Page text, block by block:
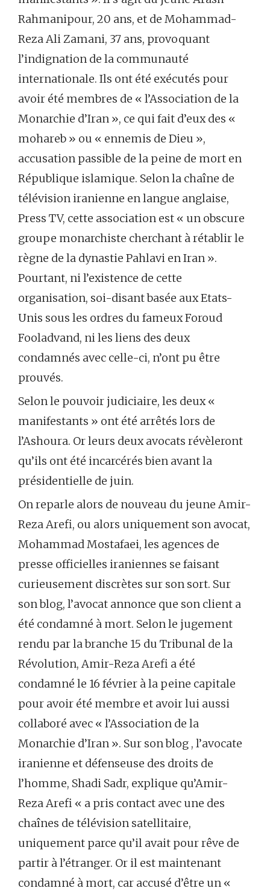
Rahmanipour, 20 ans, et de Mohammad-
Reza Ali Zamani, 37 ans, provoquant
l’indignation de la communauté
internationale. Ils ont été exécutés pour
avoir été membres de « l’Association de la
Monarchie d’Iran », ce qui fait d’eux des «
mohareb » ou « ennemis de Dieu »,
accusation passible de la peine de mort en
République islamique. Selon la chaîne de
télévision iranienne en langue anglaise,
Press TV, cette association est « un obscure
groupe monarchiste cherchant à rétablir le
règne de la dynastie Pahlavi en Iran ».
Pourtant, ni l’existence de cette
organisation, soi-disant basée aux Etats-
Unis sous les ordres du fameux Foroud
Fooladvand, ni les liens des deux
condamnés avec celle-ci, n’ont pu être
prouvés.
Selon le pouvoir judiciaire, les deux «
manifestants » ont été arrêtés lors de
l’Ashoura. Or leurs deux avocats révèleront
qu’ils ont été incarcérés bien avant la
présidentielle de juin.
On reparle alors de nouveau du jeune Amir-
Reza Arefi, ou alors uniquement son avocat,
Mohammad Mostafaei, les agences de
presse officielles iraniennes se faisant
curieusement discrètes sur son sort. Sur
son blog, l’avocat annonce que son client a
été condamné à mort. Selon le jugement
rendu par la branche 15 du Tribunal de la
Révolution, Amir-Reza Arefi a été
condamné le 16 février à la peine capitale
pour avoir été membre et avoir lui aussi
collaboré avec « l’Association de la
Monarchie d’Iran ». Sur son blog , l’avocate
iranienne et défenseuse des droits de
l’homme, Shadi Sadr, explique qu’Amir-
Reza Arefi « a pris contact avec une des
chaînes de télévision satellitaire,
uniquement parce qu’il avait pour rêve de
partir à l’étranger. Or il est maintenant
condamné à mort, car accusé d’être un «